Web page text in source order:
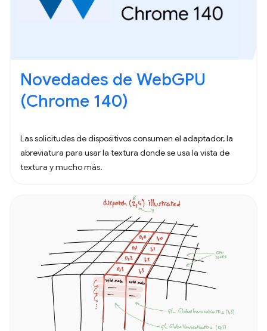
Novedades de WebGPU
(Chrome 140)
Las solicitudes de dispositivos consumen el adaptador, la
abreviatura para usar la textura donde se usa la vista de
textura y mucho más.